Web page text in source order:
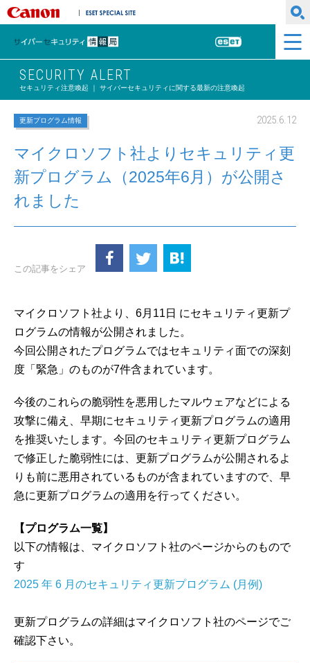
キヤノンマーケティングジャパン株式会社
サイバーセキュリティ情報局
ESET
SECURITY ALERT
セキュリティ注意喚起 ｜ サイバーセキュリティに関する最新の注意喚起
更新プログラム情報 2025.6.12
マイクロソフト社よりセキュリティ更
新プログラム（2025年6月）が公開さ
れました
この記事をシェア
マイクロソフト社より、6月11日 にセキュリティ更新プ
ログラムの情報が公開されました。
今回公開されたプログラムではセキュリティ面での深刻
度「緊急」のものが7件含まれています。
今後のこれらの脆弱性を悪用したマルウェアなどによる
攻撃に備え、早期にセキュリティ更新プログラムの適用
を推奨いたします。今回のセキュリティ更新プログラム
で修正した脆弱性には、更新プログラムが公開されるよ
りも前に悪用されているものが含まれていますので、早
急に更新プログラムの適用を行ってください。
【プログラム一覧】
以下の情報は、マイクロソフト社のページからのもので
す
2025 年 6 月のセキュリティ更新プログラム (月例)
更新プログラムの詳細はマイクロソフト社のページでご
確認下さい。